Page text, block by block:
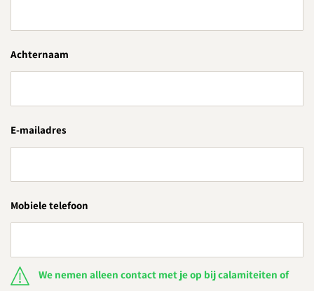
Achternaam
E-mailadres
Mobiele telefoon
We nemen alleen contact met je op bij calamiteiten of